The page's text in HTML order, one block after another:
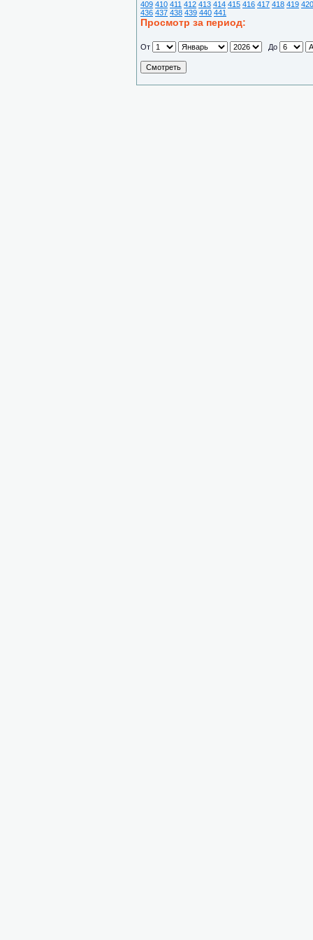
409 410 411 412 413 414 415 416 417 418 419 420
436 437 438 439 440 441
Просмотр за период:
От До